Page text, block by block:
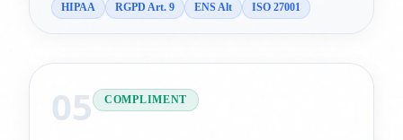
HIPAA RGPD Art. 9 ENS Alt ISO 27001
05 COMPLIMENT